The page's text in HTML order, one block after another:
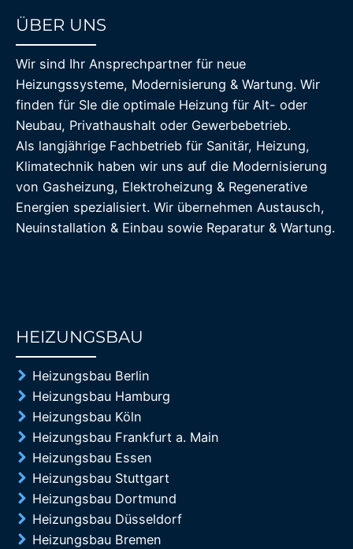
ÜBER UNS
Wir sind Ihr Ansprechpartner für neue
Heizungssysteme, Modernisierung & Wartung. Wir
finden für SIe die optimale Heizung für Alt- oder
Neubau, Privathaushalt oder Gewerbebetrieb.
Als langjährige Fachbetrieb für Sanitär, Heizung,
Klimatechnik haben wir uns auf die Modernisierung
von Gasheizung, Elektroheizung & Regenerative
Energien spezialisiert. Wir übernehmen Austausch,
Neuinstallation & Einbau sowie Reparatur & Wartung.
HEIZUNGSBAU
Heizungsbau Berlin
Heizungsbau Hamburg
Heizungsbau Köln
Heizungsbau Frankfurt a. Main
Heizungsbau Essen
Heizungsbau Stuttgart
Heizungsbau Dortmund
Heizungsbau Düsseldorf
Heizungsbau Bremen